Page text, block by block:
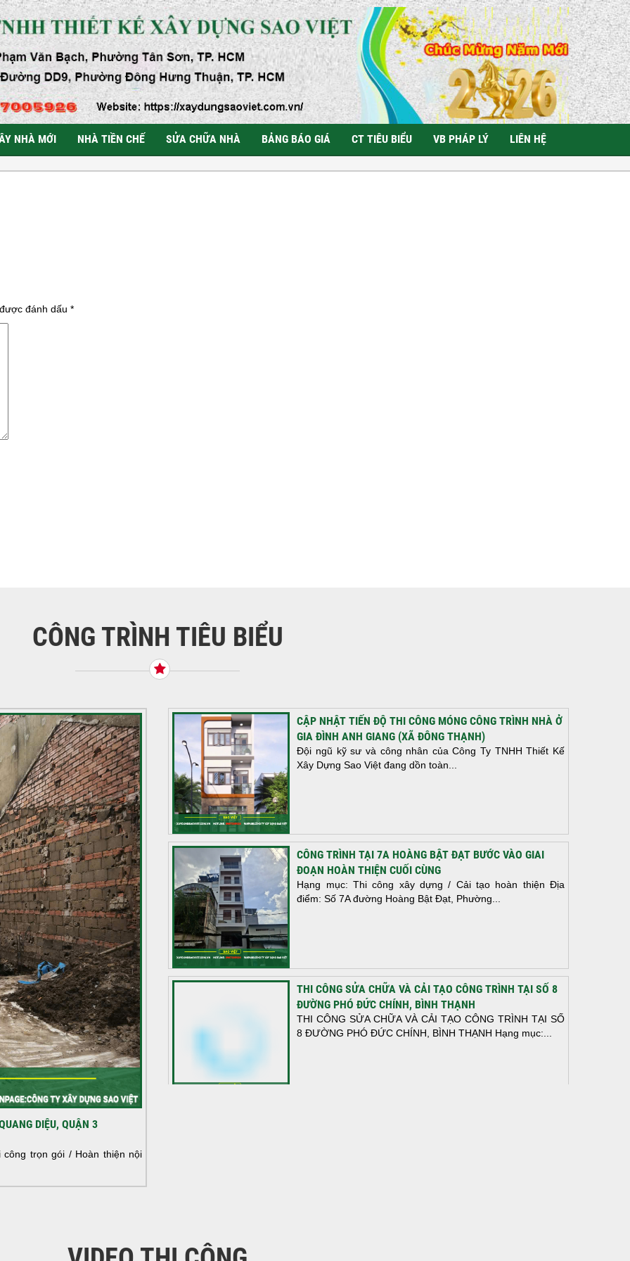
NHÀ MỚI NHÀ TIỀN CHẾ SỬA CHỮA NHÀ BẢNG BÁO GIÁ CT TIÊU BIỂU VB PHÁP LÝ LIÊN HỆ
đánh dấu *
CÔNG TRÌNH TIÊU BIỂU
DIỆU, QUẬN 3
trọn gói / Hoàn thiện nội
CẬP NHẬT TIẾN ĐỘ THI CÔNG MÓNG CÔNG TRÌNH NHÀ Ở
GIA ĐÌNH ANH GIANG (XÃ ĐÔNG THẠNH)
Đội ngũ kỹ sư và công nhân của Công Ty TNHH Thiết Kế
Xây Dựng Sao Việt đang dồn toàn...
CÔNG TRÌNH TẠI 7A HOÀNG BẬT ĐẠT BƯỚC VÀO GIAI
ĐOẠN HOÀN THIỆN CUỐI CÙNG
Hạng mục: Thi công xây dựng / Cải tạo hoàn thiện Địa
điểm: Số 7A đường Hoàng Bật Đạt, Phường...
THI CÔNG SỬA CHỮA VÀ CẢI TẠO CÔNG TRÌNH TẠI SỐ 8
ĐƯỜNG PHÓ ĐỨC CHÍNH, BÌNH THẠNH
THI CÔNG SỬA CHỮA VÀ CẢI TẠO CÔNG TRÌNH TẠI SỐ
8 ĐƯỜNG PHÓ ĐỨC CHÍNH, BÌNH THẠNH Hạng mục:...